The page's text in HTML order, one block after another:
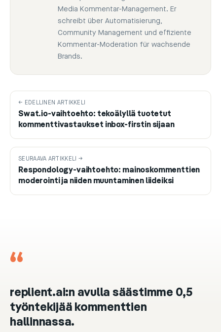
Media Kommentar-Management. Er
schreibt über Automatisierung,
Community Management und effiziente
Kommentar-Moderation für wachsende
Brands.
← EDELLINEN ARTIKKELI
Swat.io-vaihtoehto: tekoälyllä tuotetut
kommenttivastaukset inbox-firstin sijaan
SEURAAVA ARTIKKELI →
Respondology-vaihtoehto: mainoskommenttien
moderointi ja niiden muuntaminen liideiksi
“
replient.ai:n avulla säästimme 0,5
työntekijää kommenttien
hallinnassa.